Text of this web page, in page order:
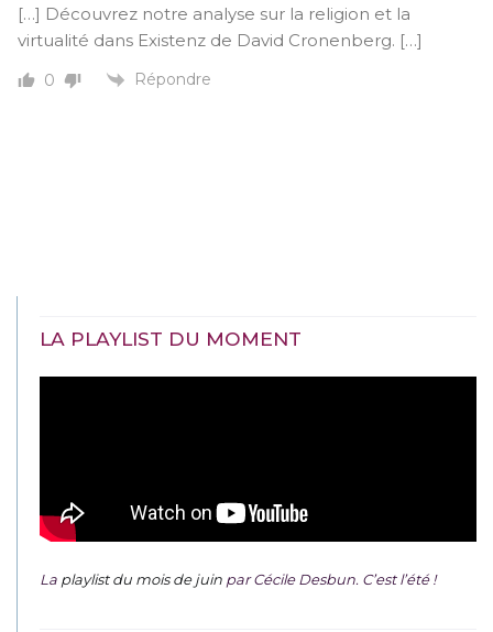
[…] Découvrez notre analyse sur la religion et la
virtualité dans Existenz de David Cronenberg. […]
0 Répondre
LA PLAYLIST DU MOMENT
La playlist du mois de juin par Cécile Desbun. C’est l’été !